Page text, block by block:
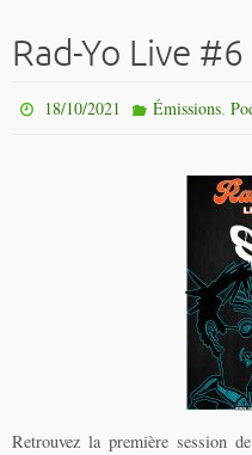
Rad-Yo Live #6
18/10/2021 Émissions,
Retrouvez la première session